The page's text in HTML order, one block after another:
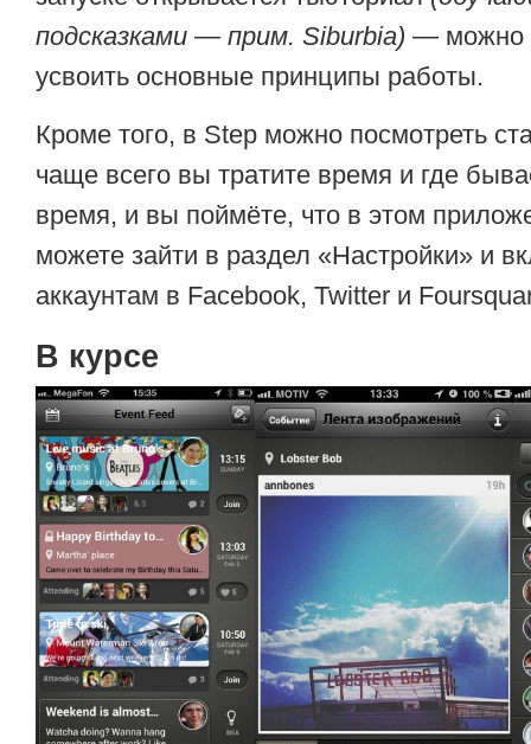
подсказками — прим. Siburbia) — можно
усвоить основные принципы работы.
Кроме того, в Step можно посмотреть
чаще всего вы тратите время и где
время, и вы поймёте, что в этом
можете зайти в раздел «Настройки» и
аккаунтам в Facebook, Twitter и
В курсе